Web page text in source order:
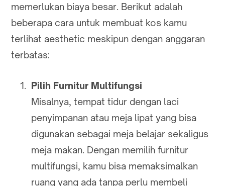
memerlukan biaya besar. Berikut adalah
beberapa cara untuk membuat kos kamu
terlihat aesthetic meskipun dengan anggaran
terbatas:
Pilih Furnitur Multifungsi
Misalnya, tempat tidur dengan laci
penyimpanan atau meja lipat yang bisa
digunakan sebagai meja belajar sekaligus
meja makan. Dengan memilih furnitur
multifungsi, kamu bisa memaksimalkan
ruang yang ada tanpa perlu membeli